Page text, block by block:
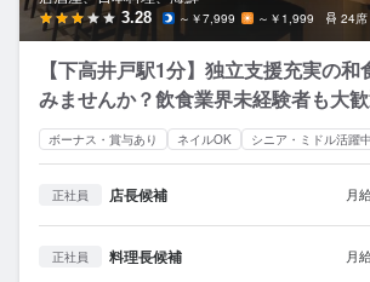
3.28 ～￥7,999 ～￥1,999 24席
【下高井戸駅1分】独立支援充実の
みませんか？飲食業界未経験者も大歓
ボーナス・賞与あり ネイルOK シニア・ミドル活躍中
正社員 店長候補 月
正社員 料理長候補 月